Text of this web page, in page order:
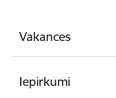
Vakances
Iepirkumi